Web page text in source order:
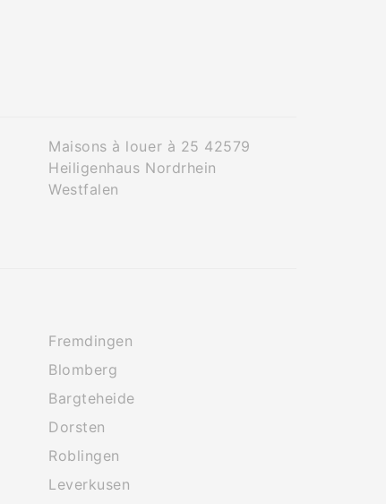
Maisons à louer à 25 42579
Heiligenhaus Nordrhein
Westfalen
Fremdingen
Blomberg
Bargteheide
Dorsten
Roblingen
Leverkusen